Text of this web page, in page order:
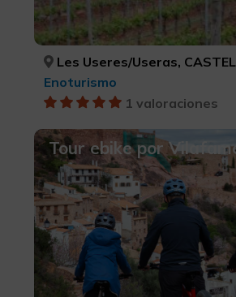
Les Useres/Useras,
Enoturismo
1 valoraciones
Tour ebike por